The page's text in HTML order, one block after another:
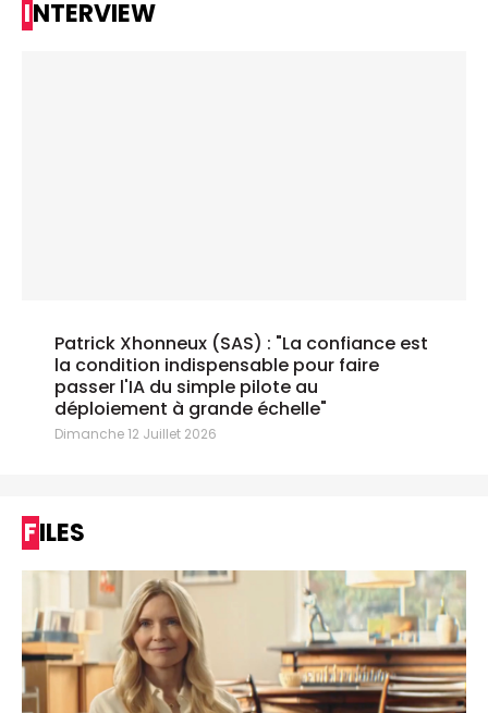
INTERVIEW
Patrick Xhonneux (SAS) : "La confiance est
la condition indispensable pour faire
passer l'IA du simple pilote au
déploiement à grande échelle"
Dimanche 12 Juillet 2026
FILES